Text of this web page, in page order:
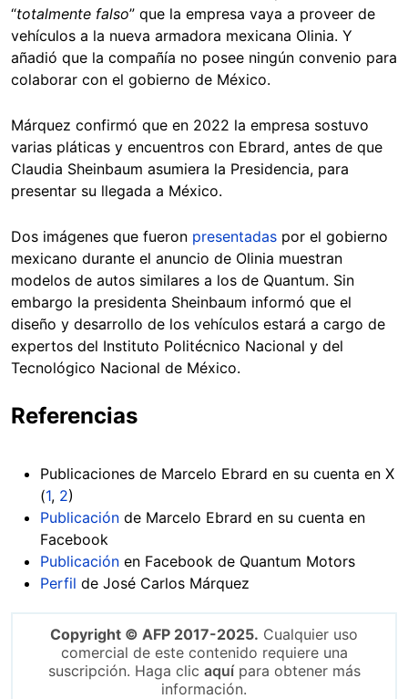
“totalmente falso” que la empresa vaya a proveer de
vehículos a la nueva armadora mexicana Olinia. Y
añadió que la compañía no posee ningún convenio para
colaborar con el gobierno de México.
Márquez confirmó que en 2022 la empresa sostuvo
varias pláticas y encuentros con Ebrard, antes de que
Claudia Sheinbaum asumiera la Presidencia, para
presentar su llegada a México.
Dos imágenes que fueron presentadas por el gobierno
mexicano durante el anuncio de Olinia muestran
modelos de autos similares a los de Quantum. Sin
embargo la presidenta Sheinbaum informó que el
diseño y desarrollo de los vehículos estará a cargo de
expertos del Instituto Politécnico Nacional y del
Tecnológico Nacional de México.
Referencias
Publicaciones de Marcelo Ebrard en su cuenta en X
(1, 2)
Publicación de Marcelo Ebrard en su cuenta en
Facebook
Publicación en Facebook de Quantum Motors
Perfil de José Carlos Márquez
Copyright © AFP 2017-2025. Cualquier uso
comercial de este contenido requiere una
suscripción. Haga clic aquípara obtener más
información.